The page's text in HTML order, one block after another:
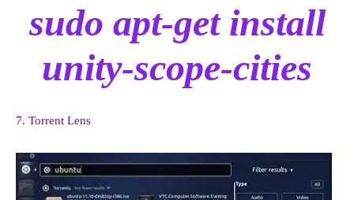
sudo apt-get install
unity-scope-cities
7. Torrent Lens